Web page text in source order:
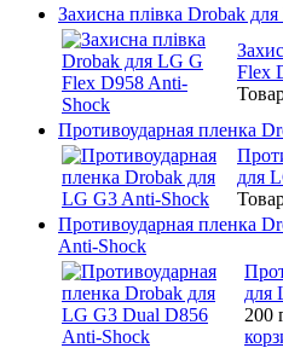
Захисна плівка Drobak
Flex
Противоударная пленка
для
Противоударная пленка
Anti-Shock
для
200